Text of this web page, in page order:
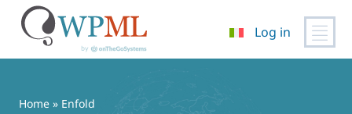
contenuto
Log in
Home » Enfold